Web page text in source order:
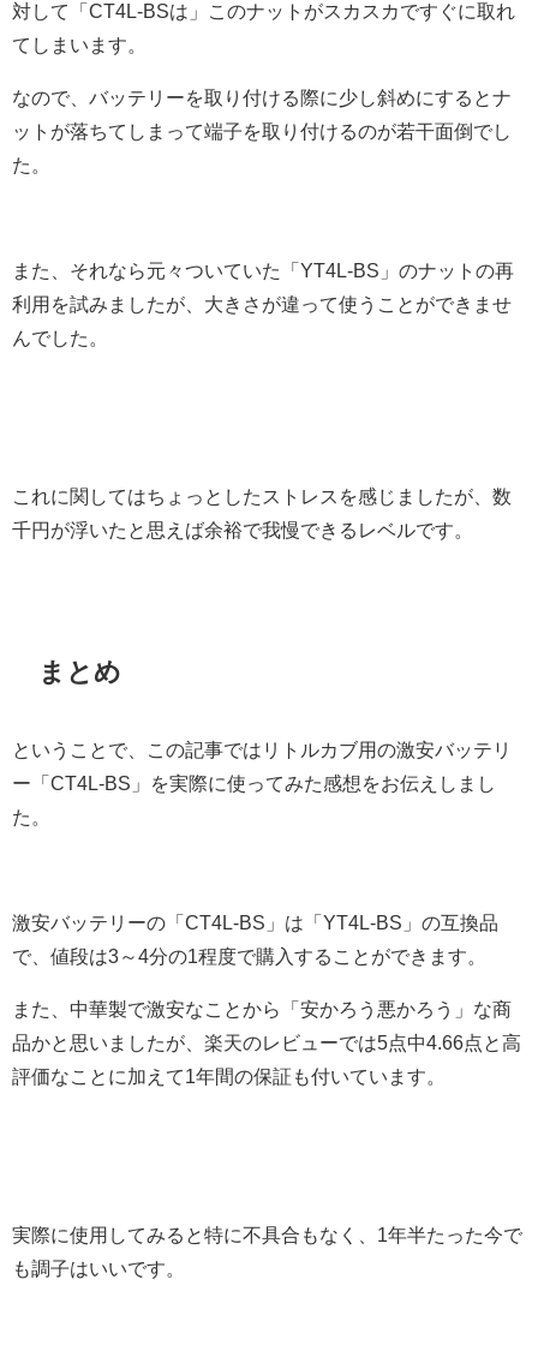
対して「CT4L-BSは」このナットがスカスカですぐに取れ
てしまいます。
なので、バッテリーを取り付ける際に少し斜めにするとナ
ットが落ちてしまって端子を取り付けるのが若干面倒でし
た。
また、それなら元々ついていた「YT4L-BS」のナットの再
利用を試みましたが、大きさが違って使うことができませ
んでした。
これに関してはちょっとしたストレスを感じましたが、数
千円が浮いたと思えば余裕で我慢できるレベルです。
まとめ
ということで、この記事ではリトルカブ用の激安バッテリ
ー「CT4L-BS」を実際に使ってみた感想をお伝えしまし
た。
激安バッテリーの「CT4L-BS」は「YT4L-BS」の互換品
で、値段は3～4分の1程度で購入することができます。
また、中華製で激安なことから「安かろう悪かろう」な商
品かと思いましたが、楽天のレビューでは5点中4.66点と高
評価なことに加えて1年間の保証も付いています。
実際に使用してみると特に不具合もなく、1年半たった今で
も調子はいいです。